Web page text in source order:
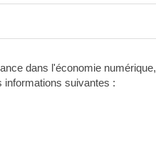
dans l'économie numérique,
informations suivantes :